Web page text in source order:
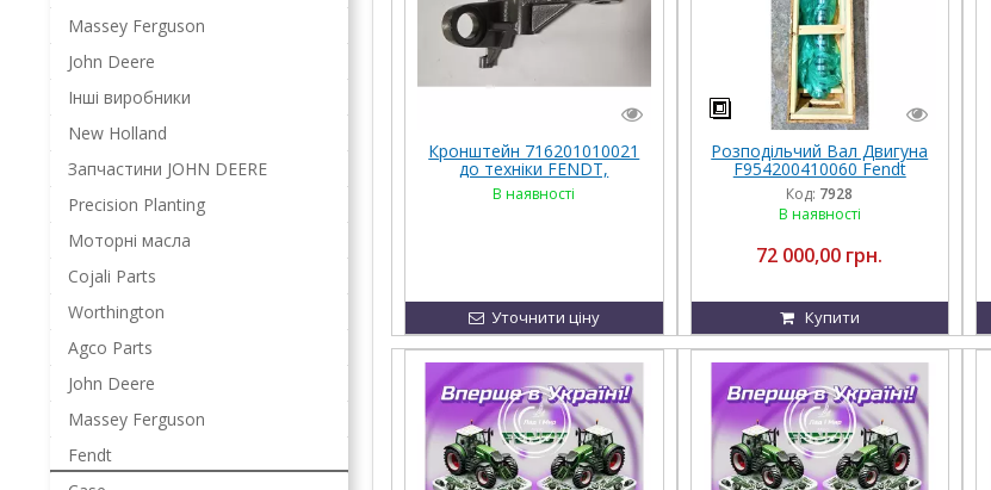
Кронштейн 716201010021
до техніки FENDT,
Challenger, MF, Agco Parts
В наявності
Уточнити ціну
Розподільчий Вал Двигуна
F954200410060 Fendt
Код: 7928
В наявності
72 000,00 грн.
Купити
Massey Ferguson
John Deere
Інші виробники
New Holland
Запчастини JOHN DEERE
Precision Planting
Моторні масла
Cojali Parts
Worthington
Agco Parts
John Deere
Massey Ferguson
Fendt